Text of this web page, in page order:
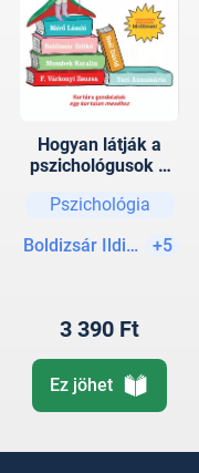
Hogyan látják a
pszichológusok A
Tanulságos
felnőtteknek
Pszichológia
Boldizsár Ildikó
+5
3 390 Ft
Ez jöhet